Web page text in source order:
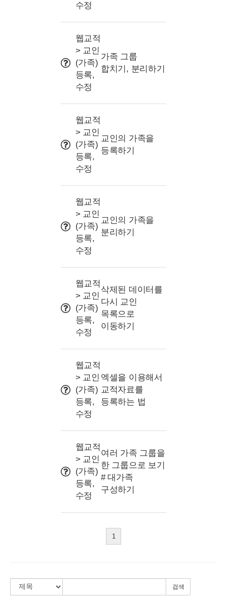
문자 관련
프로그램 및 명칭 설정
사용자권한(교사/리더)
사용 Tip
수정
웹교적
> 교인
(가족)
등록,
수정
가족 그룹
합치기, 분리하기
웹교적
> 교인
(가족)
등록,
수정
교인의 가족을
등록하기
웹교적
> 교인
(가족)
등록,
수정
교인의 가족을
분리하기
웹교적
> 교인
(가족)
등록,
수정
삭제된 데이터를
다시 교인
목록으로
이동하기
웹교적
> 교인
(가족)
등록,
수정
엑셀을 이용해서
교적자료를
등록하는 법
웹교적
> 교인
(가족)
등록,
수정
여러 가족 그룹을
한 그룹으로 보기
# 대가족
구성하기
1
검색